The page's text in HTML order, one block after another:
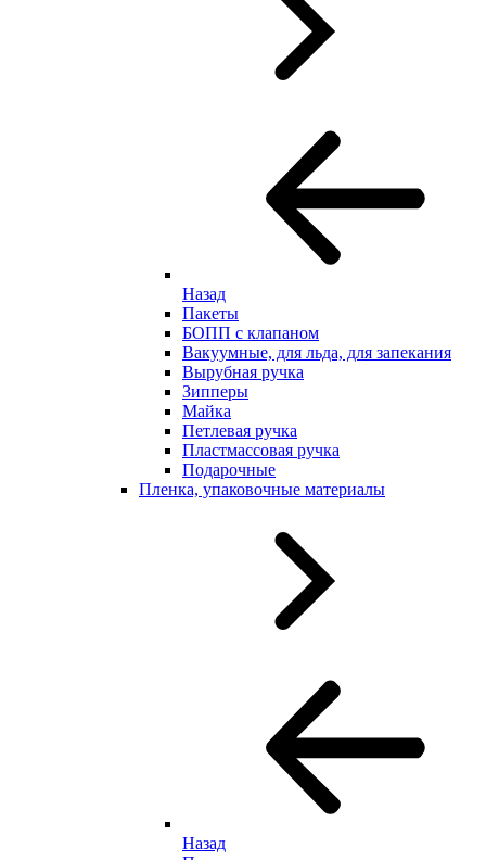
Назад
Пакеты
БОПП с клапаном
Вакуумные, для льда, для запекания
Вырубная ручка
Зипперы
Майка
Петлевая ручка
Пластмассовая ручка
Подарочные
Пленка, упаковочные материалы
Назад